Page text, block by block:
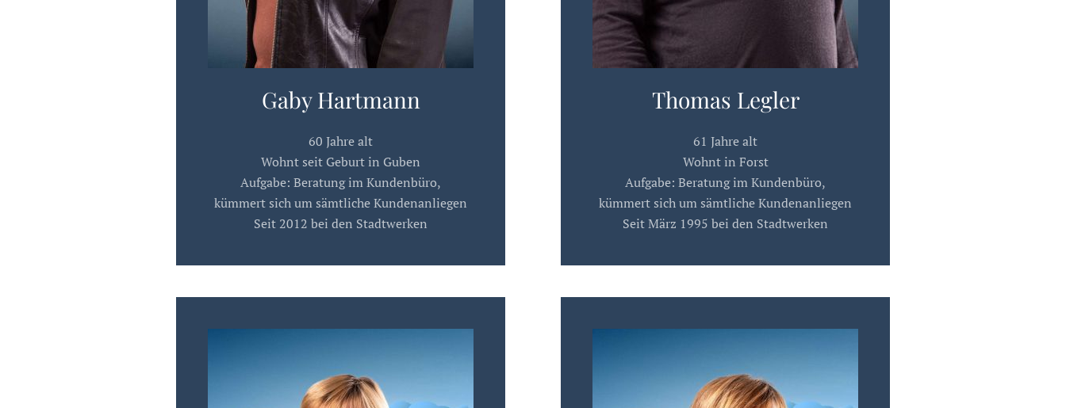
Gaby Hartmann
60 Jahre alt
Wohnt seit Geburt in Guben
Aufgabe: Beratung im Kundenbüro,
kümmert sich um sämtliche Kundenanliegen
Seit 2012 bei den Stadtwerken
Thomas Legler
61 Jahre alt
Wohnt in Forst
Aufgabe: Beratung im Kundenbüro,
kümmert sich um sämtliche Kundenanliegen
Seit März 1995 bei den Stadtwerken